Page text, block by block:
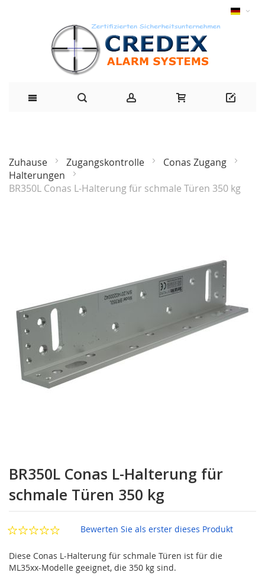
Zuhause Zugangskontrolle
Conas Zugang
Halterungen
BR350L Conas L-Halterung für schmale Türen 350 kg
Anfang
der
Bildgalerie
springen
BR350L Conas L-Halterung für
schmale Türen 350 kg
Bewerten Sie als erster dieses Produkt
Diese Conas L-Halterung für schmale Türen ist für die
ML35xx-Modelle geeignet, die 350 kg sind.